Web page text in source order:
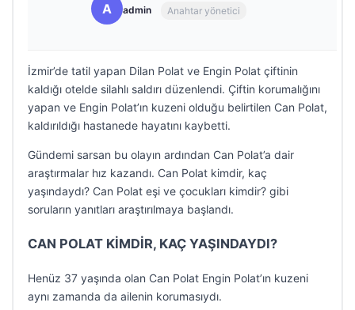
A admin Anahtar yönetici
İzmir’de tatil yapan Dilan Polat ve Engin Polat çiftinin
kaldığı otelde silahlı saldırı düzenlendi. Çiftin korumalığını
yapan ve Engin Polat’ın kuzeni olduğu belirtilen Can Polat,
kaldırıldığı hastanede hayatını kaybetti.
Gündemi sarsan bu olayın ardından Can Polat’a dair
araştırmalar hız kazandı. Can Polat kimdir, kaç
yaşındaydı? Can Polat eşi ve çocukları kimdir? gibi
soruların yanıtları araştırılmaya başlandı.
CAN POLAT KİMDİR, KAÇ YAŞINDAYDI?
Henüz 37 yaşında olan Can Polat Engin Polat’ın kuzeni
aynı zamanda da ailenin korumasıydı.